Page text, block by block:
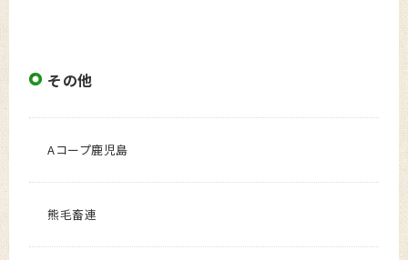
その他
Aコープ鹿児島
熊毛畜連